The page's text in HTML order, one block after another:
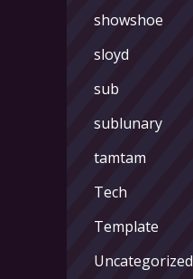
showshoe
sloyd
sub
sublunary
tamtam
Tech
Template
Uncategorized